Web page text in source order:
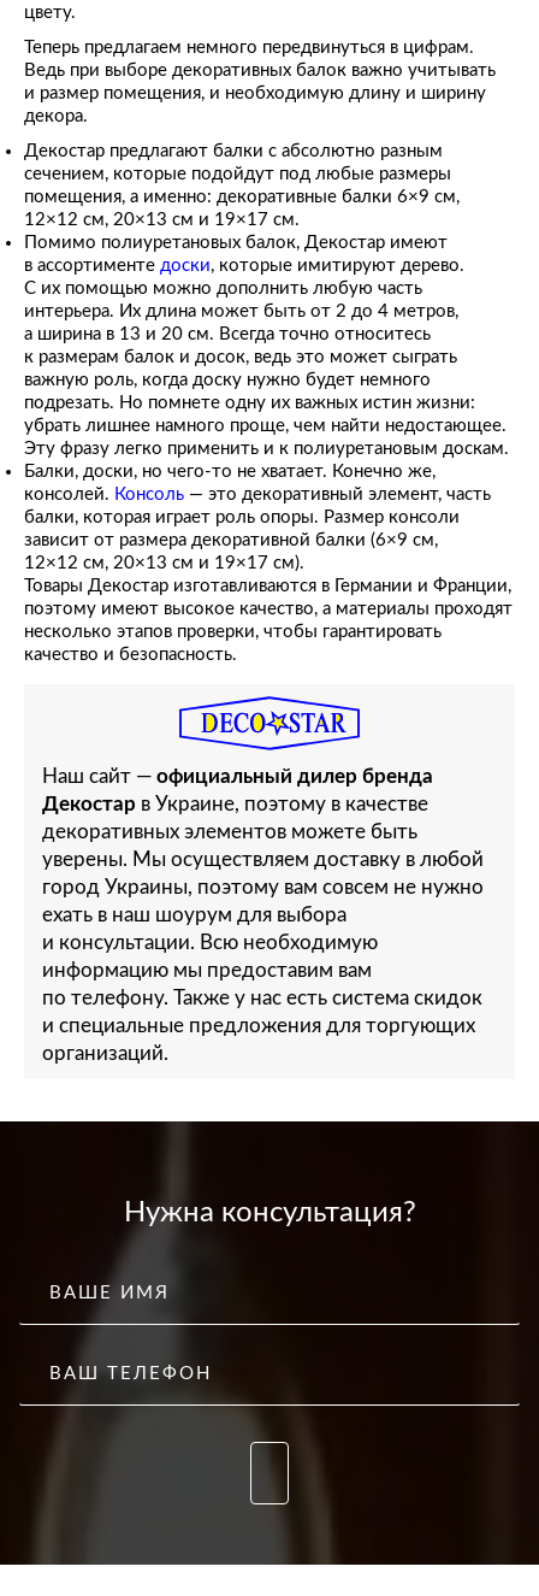
цвету.
Теперь предлагаем немного передвинуться в цифрам.
Ведь при выборе декоративных балок важно учитывать
и размер помещения, и необходимую длину и ширину
декора.
Декостар предлагают балки с абсолютно разным
сечением, которые подойдут под любые размеры
помещения, а именно: декоративные балки 6×9 см,
12×12 см, 20×13 см и 19×17 см.
Помимо полиуретановых балок, Декостар имеют
в ассортименте доски, которые имитируют дерево.
С их помощью можно дополнить любую часть
интерьера. Их длина может быть от 2 до 4 метров,
а ширина в 13 и 20 см. Всегда точно относитесь
к размерам балок и досок, ведь это может сыграть
важную роль, когда доску нужно будет немного
подрезать. Но помнете одну их важных истин жизни:
убрать лишнее намного проще, чем найти недостающее.
Эту фразу легко применить и к полиуретановым доскам.
Балки, доски, но чего-то не хватает. Конечно же,
консолей. Консоль — это декоративный элемент, часть
балки, которая играет роль опоры. Размер консоли
зависит от размера декоративной балки (6×9 см,
12×12 см, 20×13 см и 19×17 см).
Товары Декостар изготавливаются в Германии и Франции,
поэтому имеют высокое качество, а материалы проходят
несколько этапов проверки, чтобы гарантировать
качество и безопасность.
Наш сайт — официальный дилер бренда
Декостар в Украине, поэтому в качестве
декоративных элементов можете быть
уверены. Мы осуществляем доставку в любой
город Украины, поэтому вам совсем не нужно
ехать в наш шоурум для выбора
и консультации. Всю необходимую
информацию мы предоставим вам
по телефону. Также у нас есть система скидок
и специальные предложения для торгующих
организаций.
Нужна консультация?
ВАШЕ ИМЯ
ВАШ ТЕЛЕФОН